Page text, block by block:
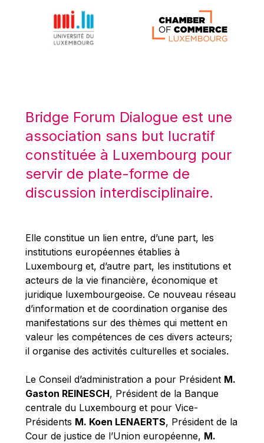
Lucas Papademos
Máire Geoghegan-Quinn
Mario Centeno
Mario Monti
Maroš ŠEFČOVIČ
Martin Bailey
Martine Reicherts
Michael Sohlman
Michel Goedert
Mireille Delmas-Marty
Nobuo Tanaka
Otmar Issing
Paolo Mengozzi
Paschal Donohoe
Pat Cox
Patrizia Nanz
Philippe Maystadt
Pierre Gramegna
Bridge Forum Dialogue est une
association sans but lucratif
constituée à Luxembourg pour
servir de plate-forme de
discussion interdisciplinaire.
Elle constitue un lien entre, d’une part, les
institutions européennes établies à
Luxembourg et, d’autre part, les institutions et
acteurs de la vie financière, économique et
juridique luxembourgeoise. Ce nouveau réseau
d’information et de coordination organise des
manifestations sur des thèmes qui mettent en
valeur les compétences de ces divers acteurs;
il organise des activités culturelles et sociales.
Le Conseil d’administration a pour Président M.
Gaston REINESCH, Président de la Banque
centrale du Luxembourg et pour Vice-
Présidents M. Koen LENAERTS, Président de la
Cour de justice de l’Union européenne, M.